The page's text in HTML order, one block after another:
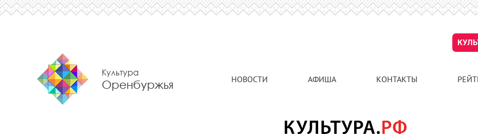
Культура
Оренбуржья НОВОСТИ АФИША КОНТАКТЫ